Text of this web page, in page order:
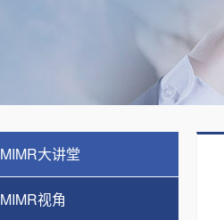
MIMR大讲堂
MIMR视角